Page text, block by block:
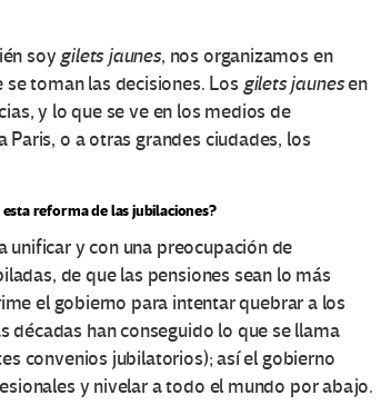
soy gilets jaunes, nos organizamos en
toman las decisiones. Los gilets jaunesen
y lo que se ve en los medios de
Paris, o a otras grandes ciudades, los
reforma de las jubilaciones?
y con una preocupación de
de que las pensiones sean lo más
el gobierno para intentar quebrar a los
décadas han conseguido lo que se llama
convenios jubilatorios); así el gobierno
y nivelar a todo el mundo por abajo.